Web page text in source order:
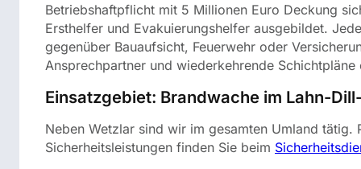
Betriebshaftpflicht mit 5 Millionen Euro Deckung
Ersthelfer und Evakuierungshelfer ausgebildet.
gegenüber Bauaufsicht, Feuerwehr oder
Ansprechpartner und wiederkehrende Schichtpläne
Einsatzgebiet: Brandwache im Lahn-
Neben Wetzlar sind wir im gesamten Umland
Sicherheitsleistungen finden Sie beim